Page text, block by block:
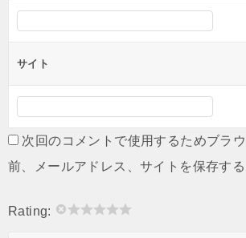
サイト
次回のコメントで使用するためブラ
前、メールアドレス、サイトを保存する
Rating: